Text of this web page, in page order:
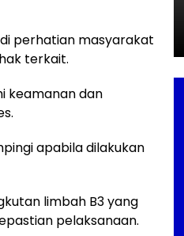
perhatian masyarakat
terkait.
keamanan dan
apabila dilakukan
limbah B3 yang
pelaksanaan.